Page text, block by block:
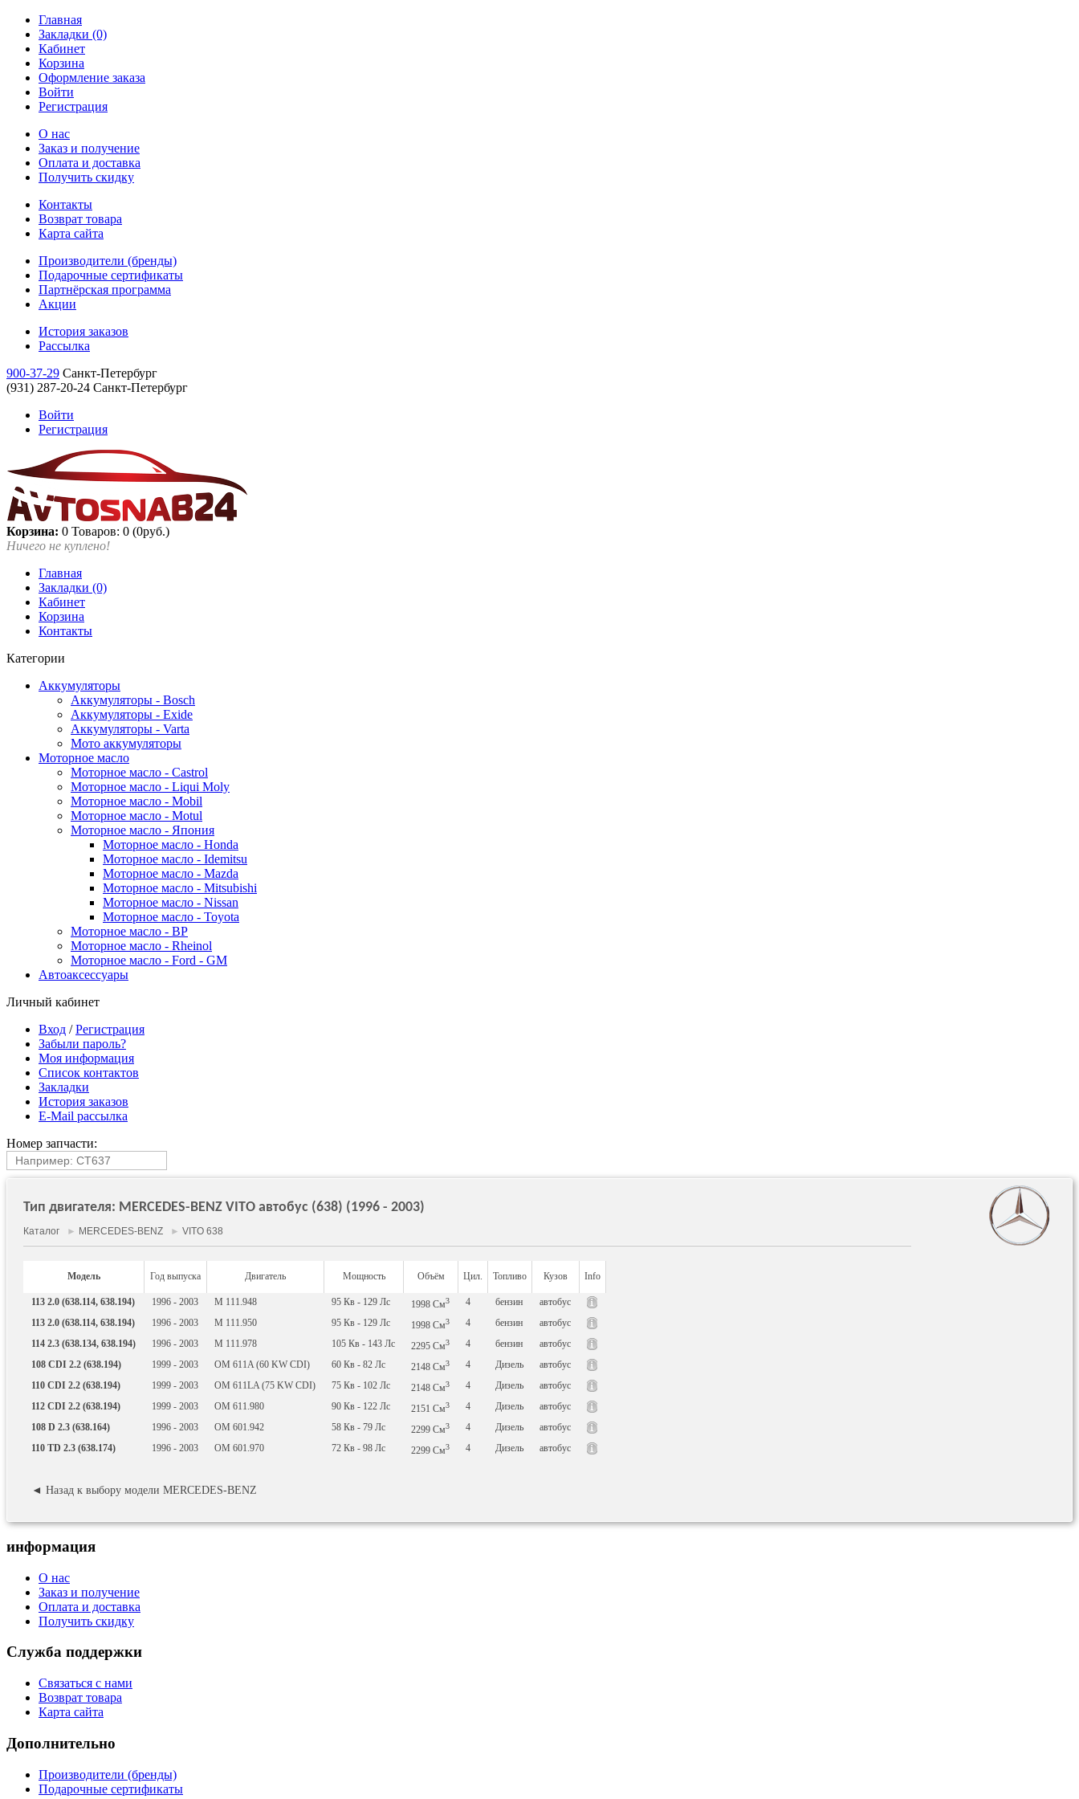
Главная
Закладки (0)
Кабинет
Корзина
Оформление заказа
Войти
Регистрация
О нас
Заказ и получение
Оплата и доставка
Получить скидку
Контакты
Возврат товара
Карта сайта
Производители (бренды)
Подарочные сертификаты
Партнёрская программа
Акции
История заказов
Рассылка
900-37-29 Санкт-Петербург
(931) 287-20-24 Санкт-Петербург
Войти
Регистрация
Корзина: 0 Товаров: 0 (0руб.)
Ничего не куплено!
Главная
Закладки (0)
Кабинет
Корзина
Контакты
Категории
Аккумуляторы
Аккумуляторы - Bosch
Аккумуляторы - Exide
Аккумуляторы - Varta
Мото аккумуляторы
Моторное масло
Моторное масло - Castrol
Моторное масло - Liqui Moly
Моторное масло - Mobil
Моторное масло - Motul
Моторное масло - Япония
Моторное масло - Honda
Моторное масло - Idemitsu
Моторное масло - Mazda
Моторное масло - Mitsubishi
Моторное масло - Nissan
Моторное масло - Toyota
Моторное масло - BP
Моторное масло - Rheinol
Моторное масло - Ford - GM
Автоаксессуары
Личный кабинет
Вход /Регистрация
Забыли пароль?
Моя информация
Список контактов
Закладки
История заказов
E-Mail рассылка
Номер запчасти:
Тип двигателя: MERCEDES-BENZ VITO автобус (638) (1996 - 2003)
Каталог ► MERCEDES-BENZ ► VITO 638
Модель Год выпуска Двигатель Мощность Объём Цил. Топливо Кузов Info
113 2.0 (638.114, 638.194) 1996 - 2003 M 111.948 95 Кв - 129 Лс 1998 См3 4 бензин
автобус
113 2.0 (638.114, 638.194)
1996 - 2003 M 111.950 95 Кв - 129 Лс 1998 См3 4 бензин
автобус
114 2.3 (638.134, 638.194)
1996 - 2003 M 111.978 105 Кв - 143 Лс 2295 См3 4 бензин
автобус
108 CDI 2.2 (638.194)
1999 - 2003 OM 611A (60 KW CDI) 60 Кв - 82 Лс 2148 См3 4 Дизель
автобус
110 CDI 2.2 (638.194)
1999 - 2003 OM 611LA (75 KW CDI) 75 Кв - 102 Лс 2148 См3 4 Дизель
автобус
112 CDI 2.2 (638.194)
1999 - 2003 OM 611.980 90 Кв - 122 Лс 2151 См3 4 Дизель
автобус
108 D 2.3 (638.164)
1996 - 2003 OM 601.942 58 Кв - 79 Лс 2299 См3 4 Дизель
автобус
110 TD 2.3 (638.174)
1996 - 2003 OM 601.970 72 Кв - 98 Лс 2299 См3 4 Дизель автобус
◄ Назад к выбору модели MERCEDES-BENZ
информация
О нас
Заказ и получение
Оплата и доставка
Получить скидку
Служба поддержки
Связаться с нами
Возврат товара
Карта сайта
Дополнительно
Производители (бренды)
Подарочные сертификаты